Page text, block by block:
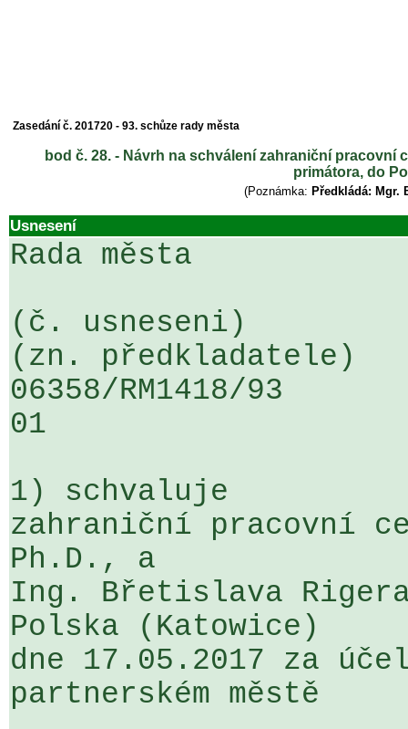
Zasedání č. 201720 - 93. schůze rady města
bod č. 28. - Návrh na schválení zahraniční pracovní
primátora, do
(Poznámka: Předkládá: Mgr.
Usnesení
Rada města
(č. usneseni)
(zn. předkladatele)
06358/RM1418/
01
1) schvaluje
zahraniční pracovní
Ph.D., a
Ing. Břetislava
Polska (Katowice)
dne 17.05.2017 za
partnerském městě